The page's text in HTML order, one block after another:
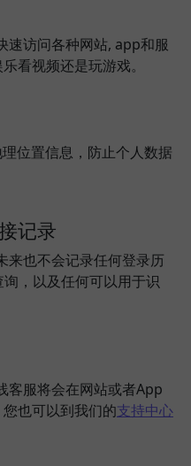
速访问各种网站, app和服
看视频还是玩游戏。
位置信息，防止个人数据
记录
来也不会记录任何登录历
，以及任何可以用于识
客服将会在网站或者App
也可以到我们的支持中心